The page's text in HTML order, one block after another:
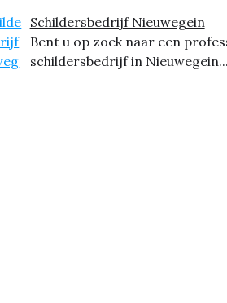
Schildersbedrijf Nieuwegein
Bent u op zoek naar een
schildersbedrijf in Nieuwegein...